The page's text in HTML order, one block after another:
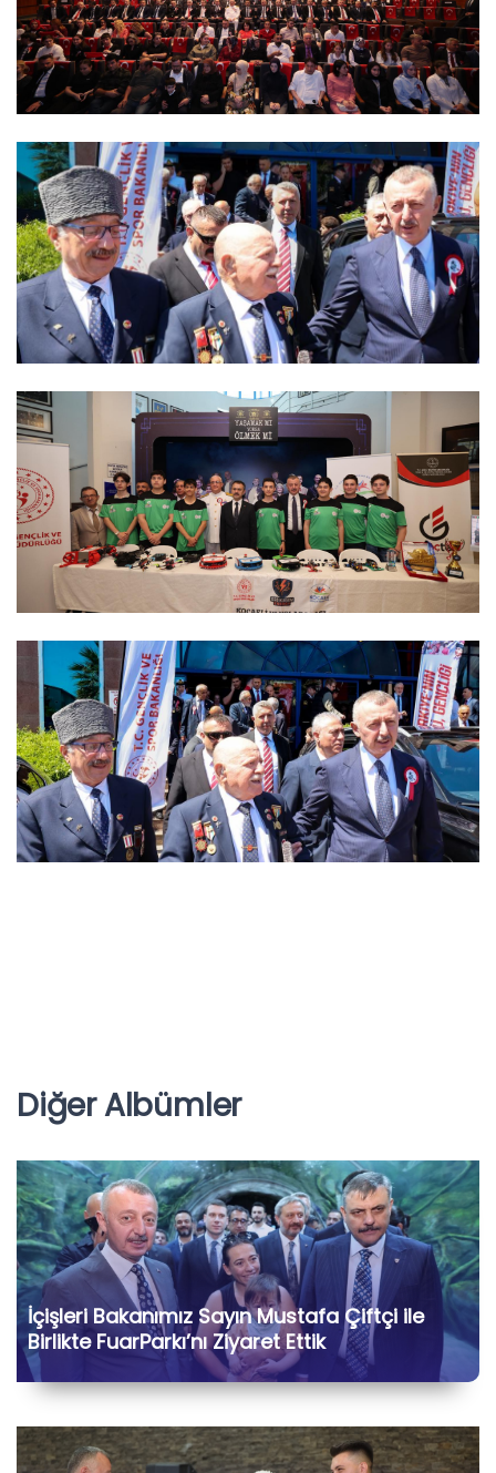
Diğer Albümler
İçişleri Bakanımız Sayın Mustafa Çiftçi ile
Birlikte FuarParkı’nı Ziyaret Ettik